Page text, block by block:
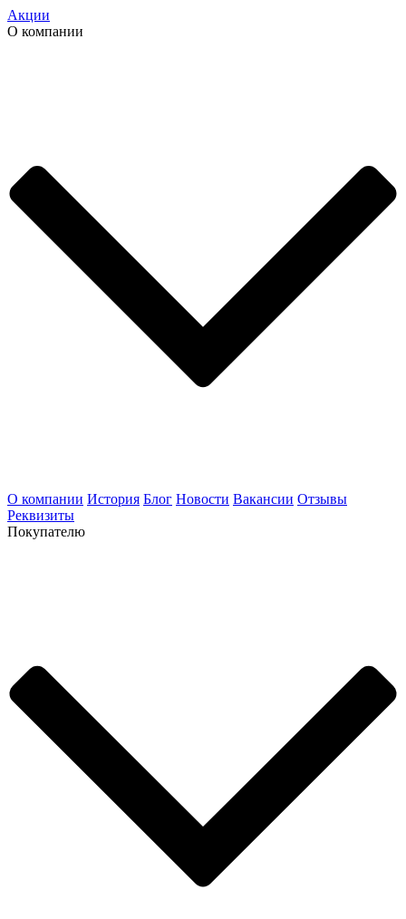
Акции
О компании
О компании История Блог Новости Вакансии Отзывы
Реквизиты
Покупателю